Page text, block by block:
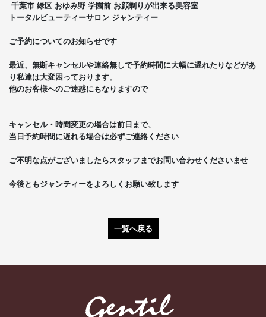
千葉市 緑区 おゆみ野 学園前 お顔剃りが出来る美容室
トータルビューティーサロン ジャンティー
ご予約についてのお知らせです
最近、無断キャンセルや連絡無しで予約時間に大幅に遅れたりなどがあ
り私達は大変困っております。
他のお客様へのご迷惑にもなりますので
キャンセル・時間変更の場合は前日まで、
当日予約時間に遅れる場合は必ずご連絡ください
ご不明な点がございましたらスタッフまでお問い合わせくださいませ
今後ともジャンティーをよろしくお願い致します
一覧へ戻る